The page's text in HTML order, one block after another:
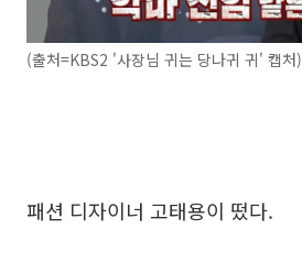
(출처=KBS2 '사장님 귀는 당나귀 귀' 캡처)
패션 디자이너 고태용이 떴다.